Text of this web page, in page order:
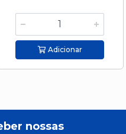
Adicionar
nossas